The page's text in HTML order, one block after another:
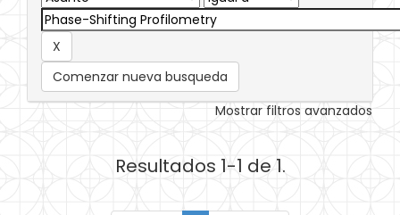
Comenzar nueva busqueda
Mostrar filtros avanzados
Resultados 1-1 de 1.